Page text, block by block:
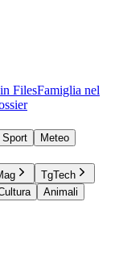
FilesFamiglia nel
Sport
Meteo
TgTech
Animali